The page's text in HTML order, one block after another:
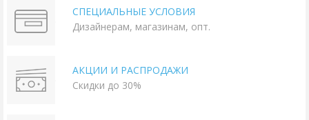
СПЕЦИАЛЬНЫЕ УСЛОВИЯ
Дизайнерам, магазинам, опт.
АКЦИИ И РАСПРОДАЖИ
Скидки до 30%